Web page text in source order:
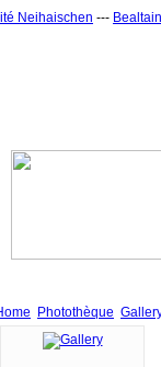
Neihaischen ---
Photothèque